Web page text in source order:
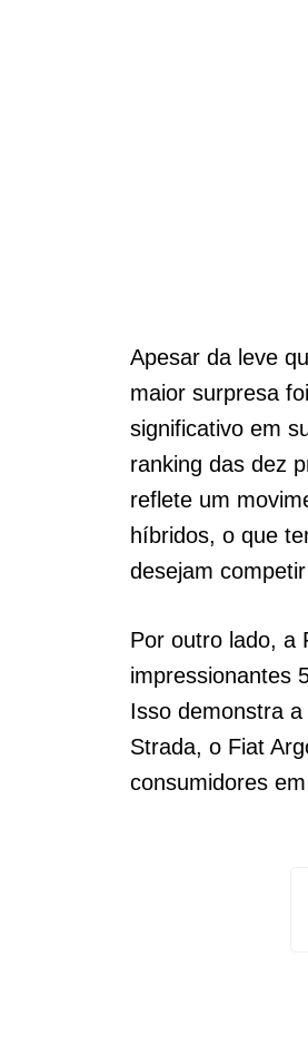
Apesar da leve
maior surpresa
significativo em
ranking das dez
reflete um
híbridos, o que
desejam
Por outro lado, a
impressionantes
Isso demonstra
Strada, o Fiat
consumidores